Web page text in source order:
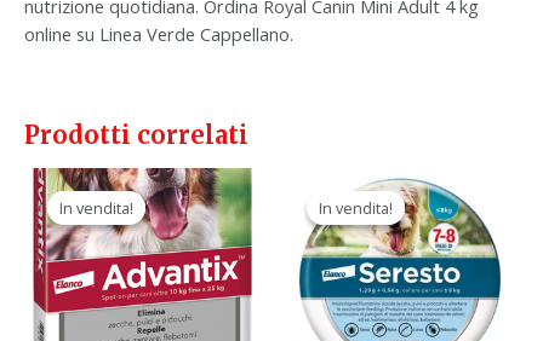
nutrizione quotidiana. Ordina Royal Canin Mini Adult 4 kg
online su Linea Verde Cappellano.
Prodotti correlati
In vendita!
In vendita!
Il
prezzo
originale
era:
63,90 €.
Il
prezzo
attuale
è:
37,90 €.
In vendita!
In vendita!
Il
prezzo
originale
era:
54,70 €.
prezzo
attuale
è:
29,90 €.